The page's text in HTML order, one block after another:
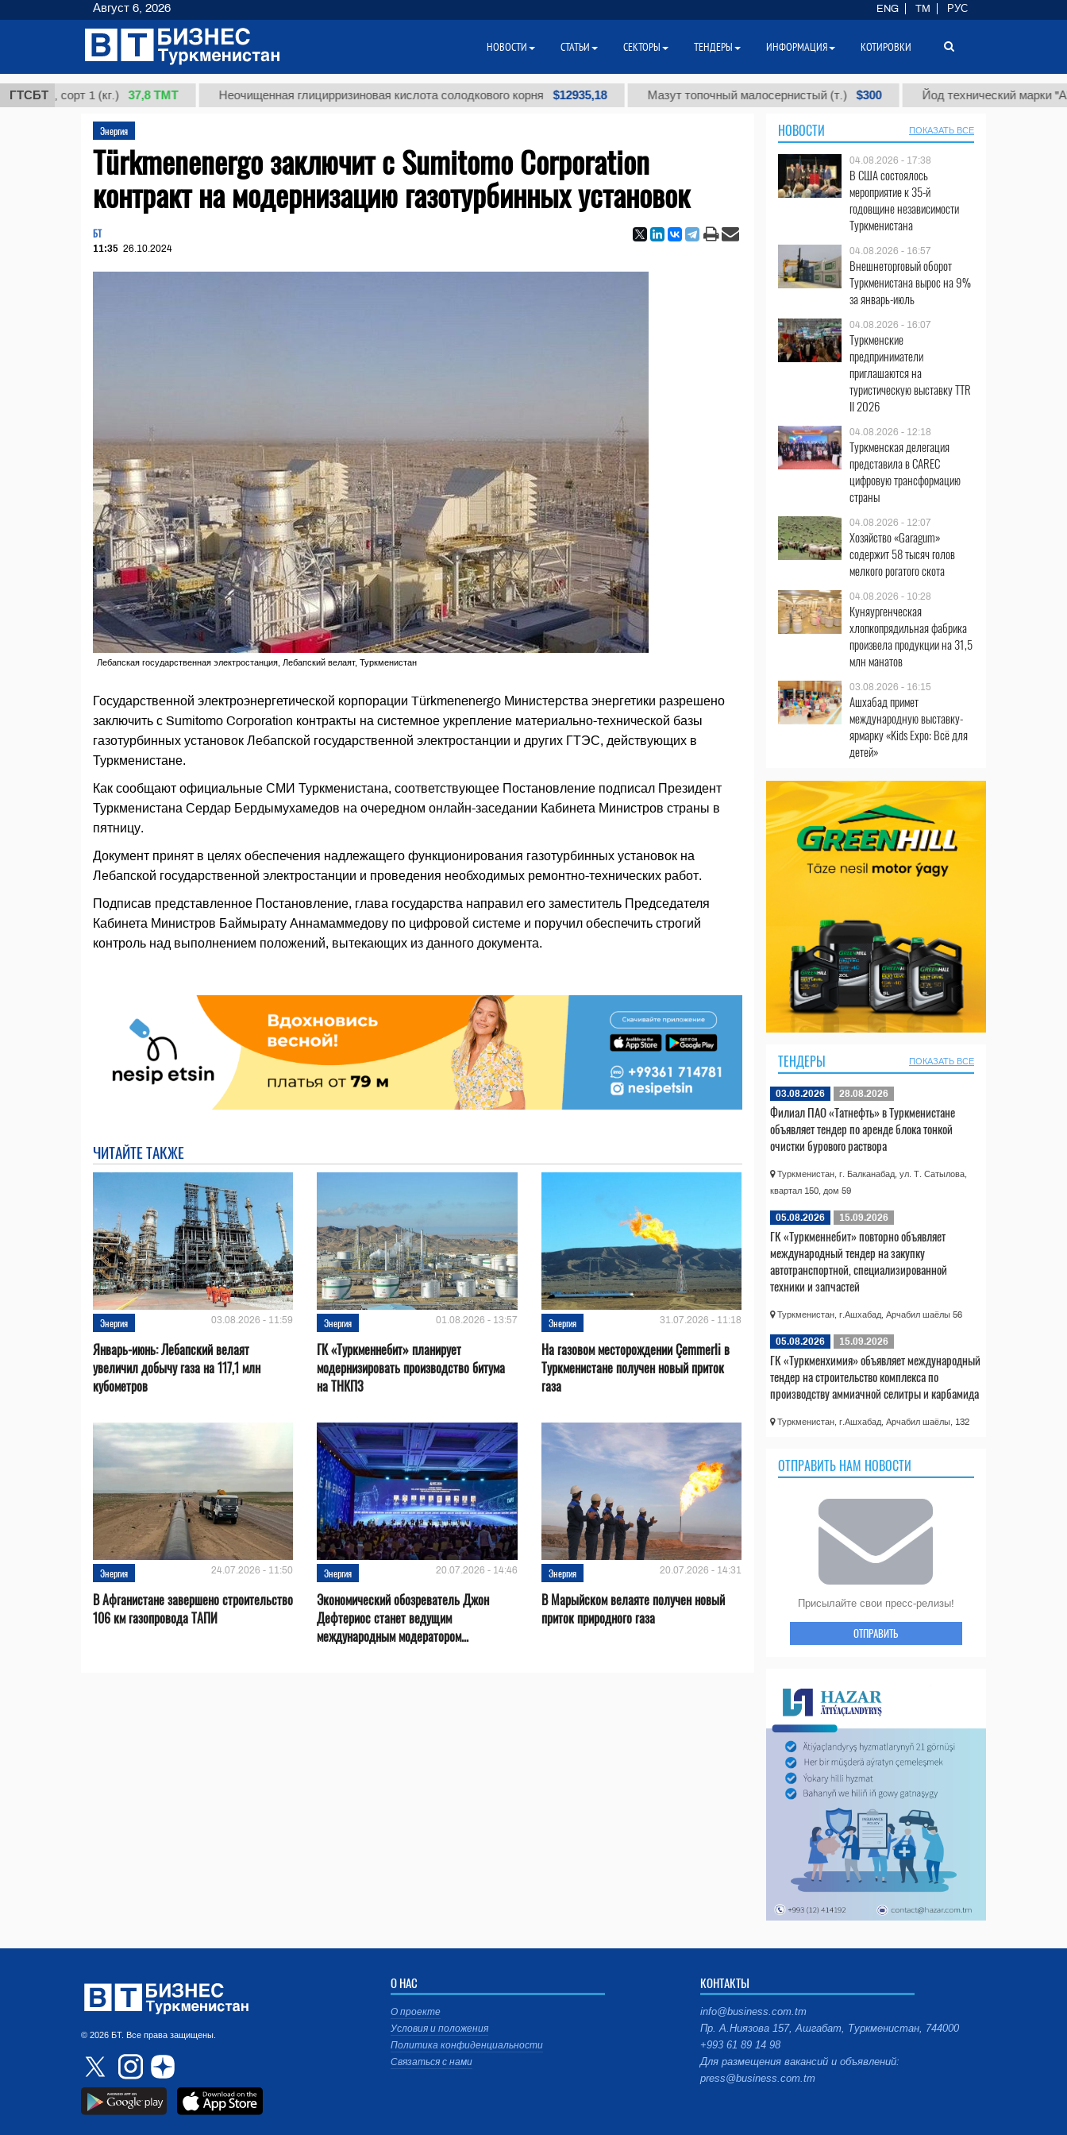
ГТСБТ
сорт 1 (кг.) 37,8 ТМТ Неочищенная глицирризиновая кислота солодкового корня $12935,18 Мазут топочный малосернистый (т.) $300 Йод технический марки "А" (т.)
Энергия
Türkmenenergo заключит с Sumitomo Corporation
контракт на модернизацию газотурбинных установок
БТ
11:35 26.10.2024
Лебапская государственная электростанция, Лебапский велаят, Туркменистан
Государственной электроэнергетической корпорации Türkmenenergo Министерства энергетики разрешено
заключить с Sumitomo Corporation контракты на системное укрепление материально-технической базы
газотурбинных установок Лебапской государственной электростанции и других ГТЭС, действующих в
Туркменистане.
Как сообщают официальные СМИ Туркменистана, соответствующее Постановление подписал Президент
Туркменистана Сердар Бердымухамедов на очередном онлайн-заседании Кабинета Министров страны в
пятницу.
Документ принят в целях обеспечения надлежащего функционирования газотурбинных установок на
Лебапской государственной электростанции и проведения необходимых ремонтно-технических работ.
Подписав представленное Постановление, глава государства направил его заместитель Председателя
Кабинета Министров Баймырату Аннамаммедову по цифровой системе и поручил обеспечить строгий
контроль над выполнением положений, вытекающих из данного документа.
ЧИТАЙТЕ ТАКЖЕ
Энергия 03.08.2026 - 11:59
Январь-июнь: Лебапский велаят
увеличил добычу газа на 117,1 млн
кубометров
Энергия 01.08.2026 - 13:57
ГК «Туркменнебит» планирует
модернизировать производство битума
на ТНКПЗ
Энергия 31.07.2026 - 11:18
На газовом месторождении Çemmerli в
Туркменистане получен новый приток
газа
Энергия 24.07.2026 - 11:50
В Афганистане завершено строительство
106 км газопровода ТАПИ
Энергия 20.07.2026 - 14:46
Экономический обозреватель Джон
Дефтериос станет ведущим
международным модератором...
Энергия 20.07.2026 - 14:31
В Марыйском велаяте получен новый
приток природного газа
НОВОСТИ ПОКАЗАТЬ ВСЕ
04.08.2026 - 17:38
В США состоялось
мероприятие к 35-й
годовщине независимости
Туркменистана
04.08.2026 - 16:57
Внешнеторговый оборот
Туркменистана вырос на 9%
за январь-июль
04.08.2026 - 16:07
Туркменские
предприниматели
приглашаются на
туристическую выставку TTR
II 2026
04.08.2026 - 12:18
Туркменская делегация
представила в CAREC
цифровую трансформацию
страны
04.08.2026 - 12:07
Хозяйство «Garagum»
содержит 58 тысяч голов
мелкого рогатого скота
04.08.2026 - 10:28
Куняургенческая
хлопкопрядильная фабрика
произвела продукции на 31,5
млн манатов
03.08.2026 - 16:15
Ашхабад примет
международную выставку-
ярмарку «Kids Expo: Всё для
детей»
ТЕНДЕРЫ ПОКАЗАТЬ ВСЕ
03.08.2026 28.08.2026
Филиал ПАО «Татнефть» в Туркменистане
объявляет тендер по аренде блока тонкой
очистки бурового раствора
Туркменистан, г. Балканабад, ул. Т. Сатылова,
квартал 150, дом 59
05.08.2026 15.09.2026
ГК «Туркменнебит» повторно объявляет
международный тендер на закупку
автотранспортной, специализированной
техники и запчастей
Туркменистан, г.Ашхабад, Арчабил шаёлы 56
05.08.2026 15.09.2026
ГК «Туркменхимия» объявляет международный
тендер на строительство комплекса по
производству аммиачной селитры и карбамида
Туркменистан, г.Ашхабад, Арчабил шаёлы, 132
ОТПРАВИТЬ НАМ НОВОСТИ
Присылайте свои пресс-релизы!
ОТПРАВИТЬ
© 2026 БТ. Все права защищены.
О НАС
О проекте
Условия и положения
Политика конфиденциальности
Связаться с нами
КОНТАКТЫ
info@business.com.tm
Пр. А.Ниязова 157, Ашгабат, Туркменистан, 744000
+993 61 89 14 98
Для размещения вакансий и объявлений:
press@business.com.tm
Август 6, 2026 ENG TM РУС
НОВОСТИ СТАТЬИ СЕКТОРЫ ТЕНДЕРЫ ИНФОРМАЦИЯ КОТИРОВКИ